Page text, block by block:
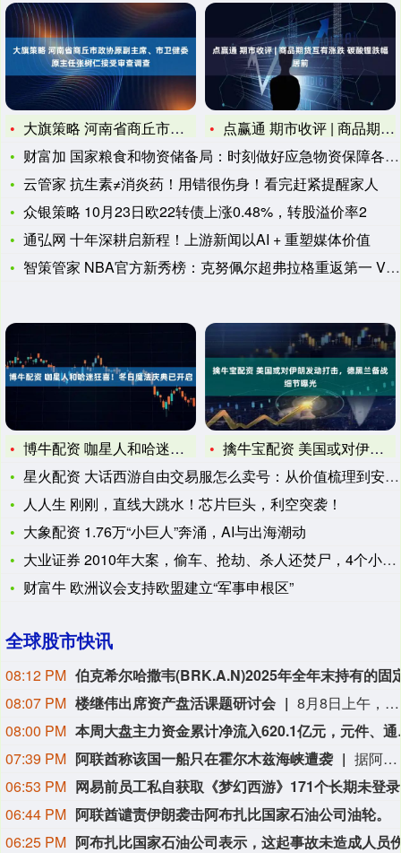
大旗策略 河南省商丘市政协原副主席、市卫健委原主任张树仁接受
点赢通 期市收评 | 商品期货互有涨跌 碳酸锂跌幅居前
财富加 国家粮食和物资储备局：时刻做好应急物资保障各项准备
云管家 抗生素≠消炎药！用错很伤身！看完赶紧提醒家人
众银策略 10月23日欧22转债上涨0.48%，转股溢价率2
通弘网 十年深耕启新程！上游新闻以AI + 重塑媒体价值
智策管家 NBA官方新秀榜：克努佩尔超弗拉格重返第一 VJ第
博牛配资 咖星人和哈迷狂喜！冬日魔法庆典已开启
擒牛宝配资 美国或对伊朗发动打击，德黑兰备战细节曝光
星火配资 大话西游自由交易服怎么卖号：从价值梳理到安全变现的
人人生 刚刚，直线大跳水！芯片巨头，利空突袭！
大象配资 1.76万“小巨人”奔涌，AI与出海潮动
大业证券 2010年大案，偷车、抢劫、杀人还焚尸，4个小伙联
财富牛 欧洲议会支持欧盟建立“军事申根区”
全球股市快讯
08:12 PM
08:07 PM 楼继伟出席资产盘活课题研讨会
8月8日上午，全球财富管理论坛在京召开“地方国有存量资产盘活进展、难点与策略”课题研讨会，楼继伟出席会议并做总结发言。楼继伟在发言中表示，盘活国有资产既是近期的当务之急，也是一项长期性的战略任务。当前我国GDP平减指数阶段性承压走低，财政维持紧平衡格局的压力持续攀升；我国税收结构以间接税为主体，税收收入增速显著弱于名义GDP增速，财政内生增收动能受限。叠加土地财政收入大幅收缩，地方隐性债务化解、长期限国债常态化发行带来的利息支出刚性上涨，收支两端压力持续凸显。综合多重现实约束来看，国有存量资产盘活并非短期应急手段，而是一项需要常态化、长效化推进的重点工作。（全球财富管理论坛）
08:00 PM
本周大盘主力
07:39 PM 阿联酋称该国一船只在霍尔木兹海峡遭袭
据阿联酋通讯社8月8日报道，阿布扎比国家石油公司证实，该公司一艘船只当天凌晨在通过霍尔木兹海峡时遭导弹袭击。阿布扎比国家石油公司说，袭击未造成人员受伤，目前局面可控。该公司并未提供遭袭船只具体类型、导弹来源以及船只受损情况等更多细节。（新华社）
06:53 PM
06:44 PM 阿联酋谴责伊朗袭击阿布扎比国家石油公司油轮。
06:25 PM